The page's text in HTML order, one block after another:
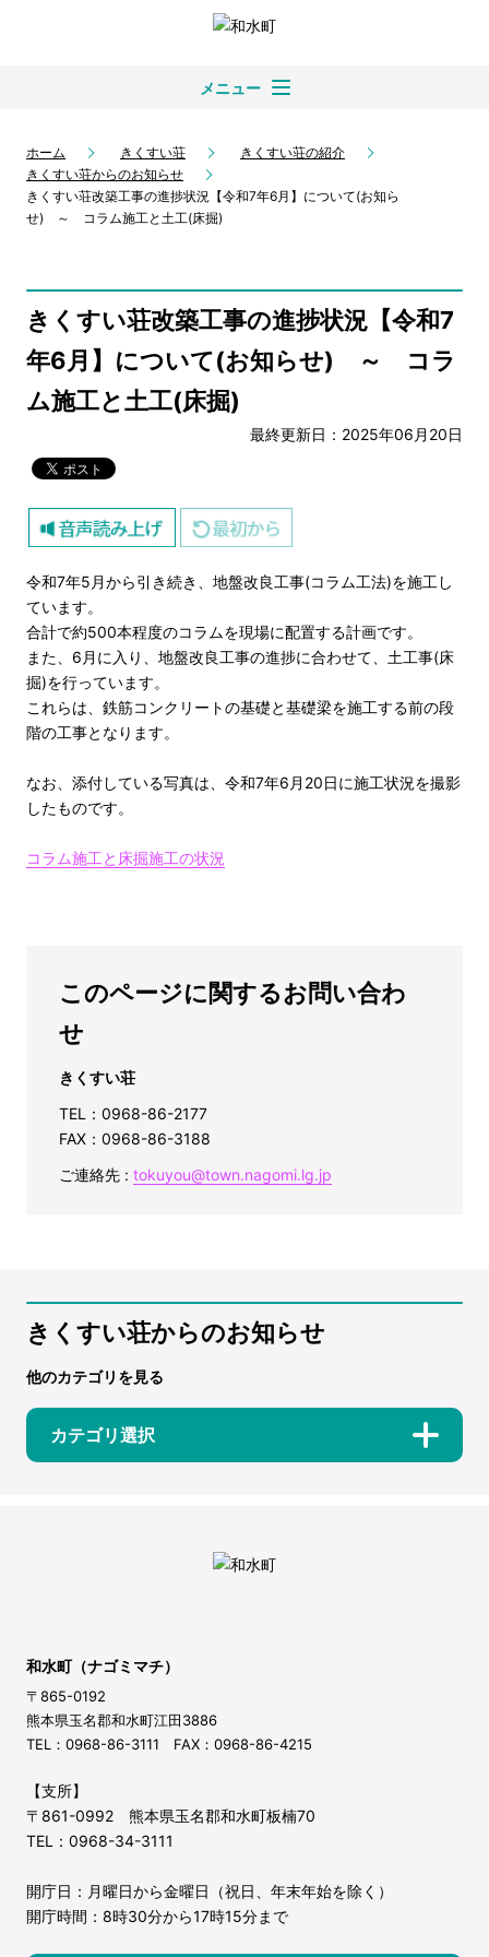
メニュー
ホーム きくすい荘
きくすい荘の紹介
きくすい荘からのお知らせ
きくすい荘改築工事の進捗状況【令和7年6月】について(お知ら
せ) ～ コラム施工と土工(床掘)
きくすい荘改築工事の進捗状況【令和7
年6月】について(お知らせ) ～ コラ
ム施工と土工(床掘)
最終更新日：2025年06月20日
令和7年5月から引き続き、地盤改良工事(コラム工法)を施工し
ています。
合計で約500本程度のコラムを現場に配置する計画です。
また、6月に入り、地盤改良工事の進捗に合わせて、土工事(床
掘)を行っています。
これらは、鉄筋コンクリートの基礎と基礎梁を施工する前の段
階の工事となります。
なお、添付している写真は、令和7年6月20日に施工状況を撮影
したものです。
コラム施工と床掘施工の状況
このページに関するお問い合わ
せ
きくすい荘
TEL：0968-86-2177
FAX：0968-86-3188
ご連絡先 : tokuyou@town.nagomi.lg.jp
きくすい荘からのお知らせ
他のカテゴリを見る
カテゴリ選択
和水町（ナゴミマチ）
〒865-0192
熊本県玉名郡和水町江田3886
TEL：0968-86-3111 FAX：0968-86-4215
【支所】
〒861-0992 熊本県玉名郡和水町板楠70
TEL：0968-34-3111
開庁日：月曜日から金曜日（祝日、年末年始を除く）
開庁時間：8時30分から17時15分まで